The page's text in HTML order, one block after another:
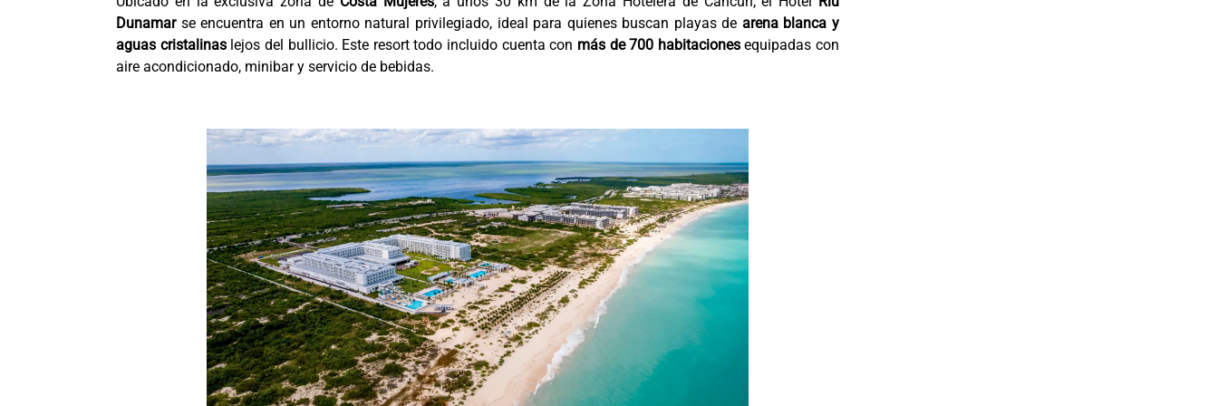
Dunamarse encuentra en un entorno natural privilegiado, ideal para quienes buscan playas de arena blanca y
aguas cristalinaslejos del bullicio. Este resort todo incluido cuenta con más de 700 habitacionesequipadas con
aire acondicionado, minibar y servicio de bebidas.